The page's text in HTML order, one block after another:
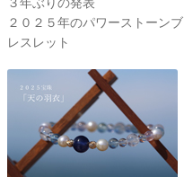
２０２５年のパワーストーンブ
レスレット